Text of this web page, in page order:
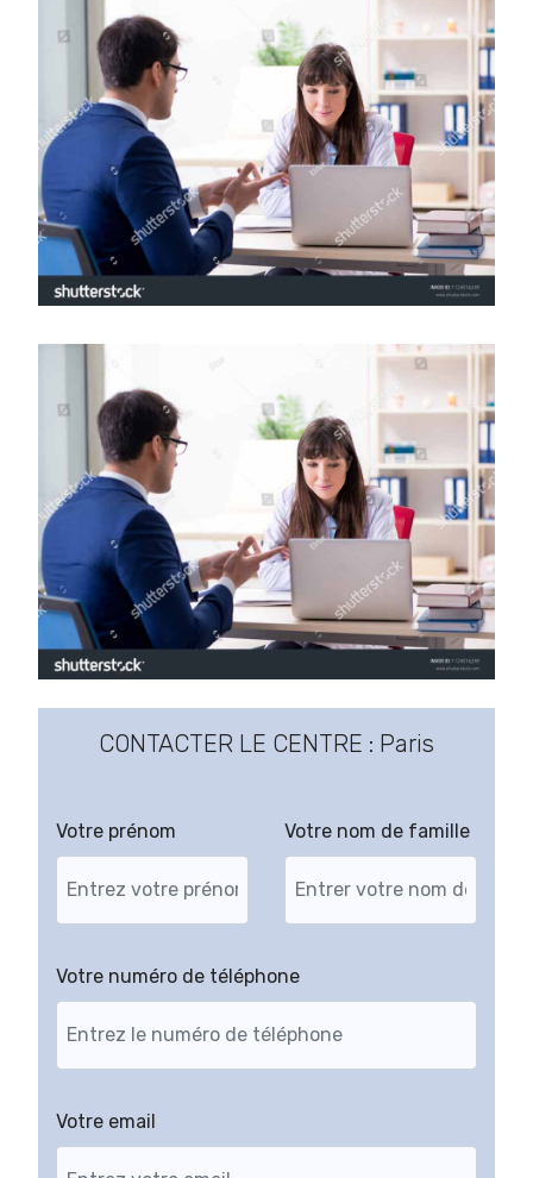
CONTACTER LE CENTRE : Paris
Votre prénom Votre nom de famille
Votre numéro de téléphone
Votre email